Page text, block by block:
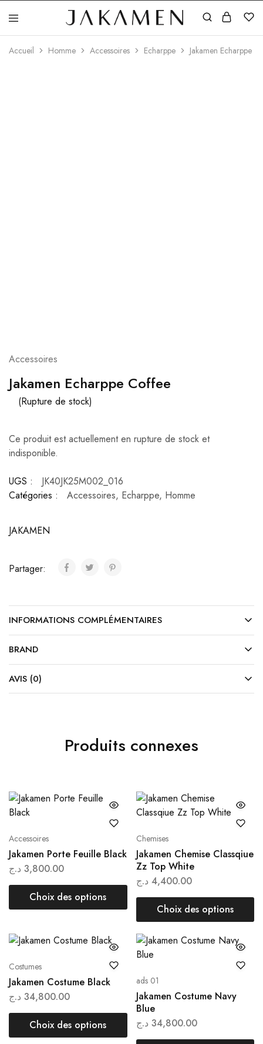
Jakamen
Algérie
Accueil Homme Accessoires Echarppe Jakamen Echarppe
Accessoires
Jakamen Echarppe Coffee
(Rupture de stock)
Ce produit est actuellement en rupture de stock et
indisponible.
UGS :
JK40JK25M002_016
Catégories :
Accessoires, Echarppe, Homme
JAKAMEN
Partager:
INFORMATIONS COMPLÉMENTAIRES
BRAND
AVIS (0)
Produits connexes
Accessoires
Jakamen Porte Feuille Black
3,800.00 د.ج
Choix des options
Chemises
Jakamen Chemise Classqiue
Zz Top White
4,400.00 د.ج
Choix des options
Costumes
Jakamen Costume Black
34,800.00 د.ج
Choix des options
ads 01
Jakamen Costume Navy
Blue
34,800.00 د.ج